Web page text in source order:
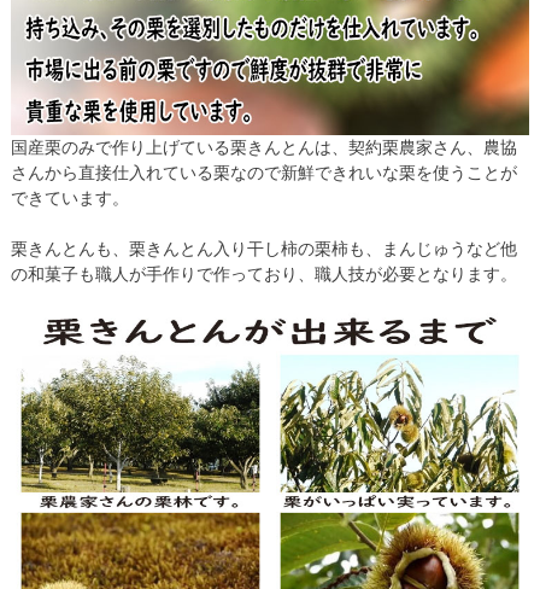
国産栗のみで作り上げている栗きんとんは、契約栗農家さん、農協
さんから直接仕入れている栗なので新鮮できれいな栗を使うことが
できています。
栗きんとんも、栗きんとん入り干し柿の栗柿も、まんじゅうなど他
の和菓子も職人が手作りで作っており、職人技が必要となります。